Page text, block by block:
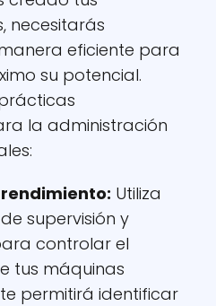
necesitarás
eficiente para
su potencial.
la administración
: Utiliza
supervisión y
controlar el
tus máquinas
permitirá identificar